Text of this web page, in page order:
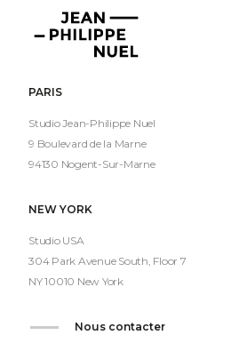
Jean-
Philippe
PARIS
Studio Jean-Philippe Nuel
9 Boulevard de la Marne
94130 Nogent-Sur-Marne
NEW YORK
Studio USA
304 Park Avenue South, Floor 7
NY 10010 New York
Nous contacter